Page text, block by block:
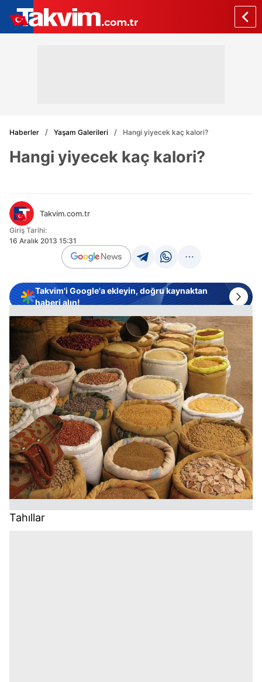
Haberler Yaşam Galerileri Hangi yiyecek kaç kalori?
Hangi yiyecek kaç kalori?
Takvim.com.tr
Giriş Tarihi:
16 Aralık 2013 15:31
Takvim'i Google'a ekleyin, doğru kaynaktan
haberi alın!
Tahıllar